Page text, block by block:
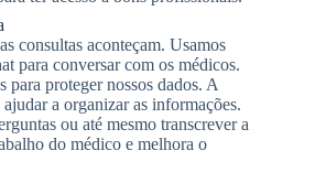
consultas aconteçam. Usamos
para conversar com os médicos.
para proteger nossos dados. A
a organizar as informações.
ou até mesmo transcrever a
do médico e melhora o